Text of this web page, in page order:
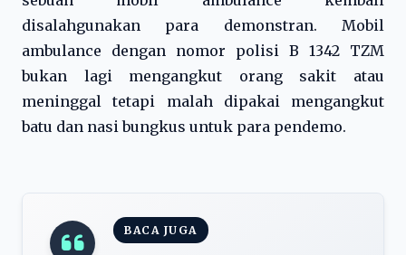
disalahgunakan para demonstran. Mobil
ambulance dengan nomor polisi B 1342 TZM
bukan lagi mengangkut orang sakit atau
meninggal tetapi malah dipakai mengangkut
batu dan nasi bungkus untuk para pendemo.
BACA JUGA